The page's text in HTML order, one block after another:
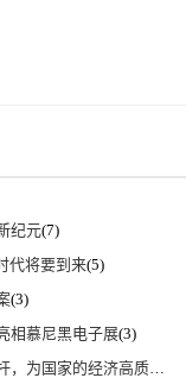
纪元(7)
代将要到来(5)
(3)
相慕尼黑电子展(3)
海电气集团党委书记、董事长吴磊来访